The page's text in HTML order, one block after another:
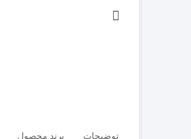
توضیحات برند محصول